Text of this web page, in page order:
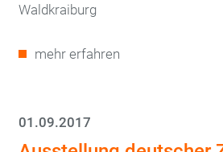
Waldkraiburg
mehr erfahren
01.09.2017